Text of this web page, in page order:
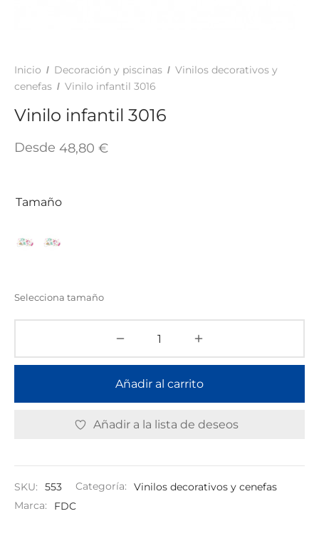
Inicio / Decoración y piscinas / Vinilos decorativos y
cenefas / Vinilo infantil 3016
Vinilo infantil 3016
Desde 48,80 €
Tamaño
Selecciona tamaño
Añadir al carrito
Añadir a la lista de deseos
SKU: 553 Categoría:
Vinilos decorativos y cenefas
Marca:
FDC